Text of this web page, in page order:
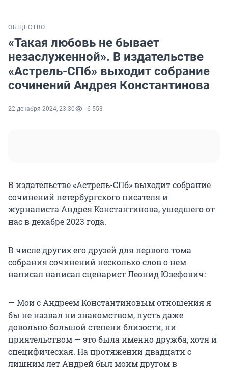
ОБЩЕСТВО
«Такая любовь не бывает
незаслуженной». В издательстве
«Астрель-СПб» выходит собрание
сочинений Андрея Константинова
22 декабря 2024, 23:30 6 553
В издательстве «Астрель-СПб» выходит собрание
сочинений петербургского писателя и
журналиста Андрея Константинова, ушедшего от
нас в декабре 2023 года.
В числе других его друзей для первого тома
собрания сочинений несколько слов о нем
написал написал сценарист Леонид Юзефович:
— Мои c Андреем Константиновым отношения я
бы не назвал ни знакомством, пусть даже
довольно большой степени близости, ни
приятельством — это была именно дружба, хотя и
специфическая. На протяжении двадцати с
лишним лет Андрей был моим другом в